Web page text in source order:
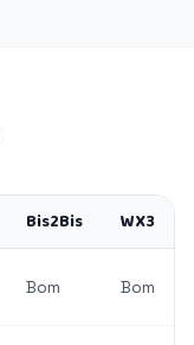
Bis2Bis WX3
Bom Bom